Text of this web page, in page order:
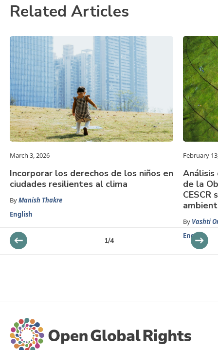
Related Articles
March 3, 2026
Incorporar los derechos de los niños en
ciudades resilientes al clima
ByManish Thakre
English
February
Análisis
de la
CESCR
By Vashti
English
1/4